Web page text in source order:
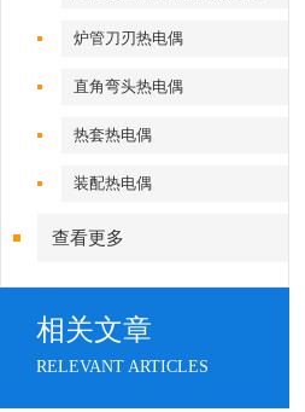
炉管刀刃热电偶
直角弯头热电偶
热套热电偶
装配热电偶
查看更多
相关文章
RELEVANT ARTICLES